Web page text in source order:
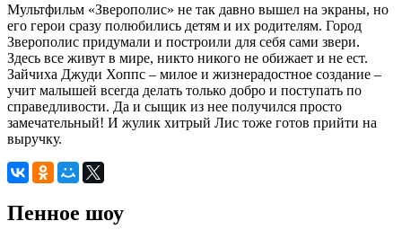
Мультфильм «Зверополис» не так давно вышел на экраны, но
его герои сразу полюбились детям и их родителям. Город
Зверополис придумали и построили для себя сами звери.
Здесь все живут в мире, никто никого не обижает и не ест.
Зайчиха Джуди Хоппс – милое и жизнерадостное создание –
учит малышей всегда делать только добро и поступать по
справедливости. Да и сыщик из нее получился просто
замечательный! И жулик хитрый Лис тоже готов прийти на
выручку.
Пенное шоу